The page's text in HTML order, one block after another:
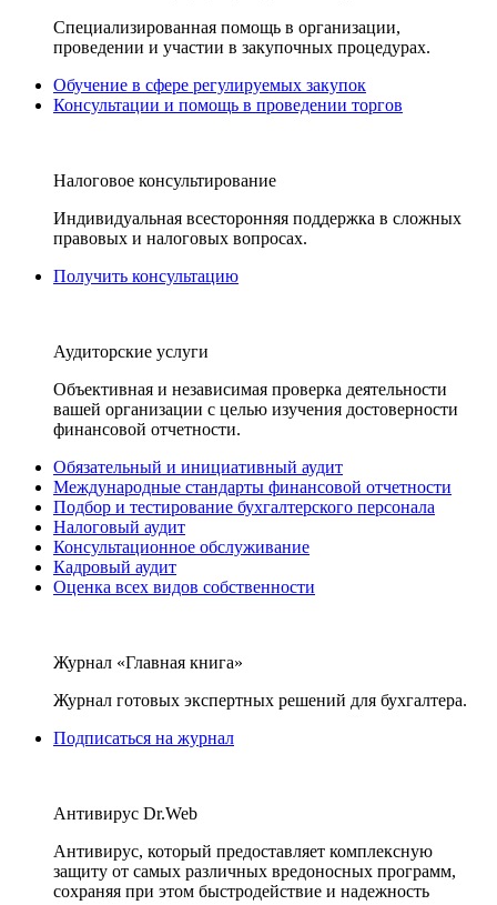
Специализированная помощь в организации,
проведении и участии в закупочных процедурах.
Обучение в сфере регулируемых закупок
Консультации и помощь в проведении торгов
Налоговое консультирование
Индивидуальная всесторонняя поддержка в сложных
правовых и налоговых вопросах.
Получить консультацию
Аудиторские услуги
Объективная и независимая проверка деятельности
вашей организации с целью изучения достоверности
финансовой отчетности.
Обязательный и инициативный аудит
Международные стандарты финансовой отчетности
Подбор и тестирование бухгалтерского персонала
Налоговый аудит
Консультационное обслуживание
Кадровый аудит
Оценка всех видов собственности
Журнал «Главная книга»
Журнал готовых экспертных решений для бухгалтера.
Подписаться на журнал
Антивирус Dr.Web
Антивирус, который предоставляет комплексную
защиту от самых различных вредоносных программ,
сохраняя при этом быстродействие и надежность